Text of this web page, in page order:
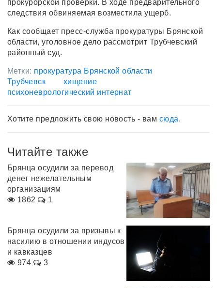
прокурорской проверки. В ходе предварительного
следствия обвиняемая возместила ущерб.
Как сообщает пресс-служба прокуратуры Брянской
области, уголовное дело рассмотрит Трубчевский
районный суд.
Метки: прокуратура Брянской области
Трубчевск
хищение
психоневрологический интернат
Хотите предложить свою новость - вам сюда.
Читайте также
Брянца осудили за перевод
денег нежелательным
организациям
1862
1
Брянца осудили за призывы к
насилию в отношении индусов
и кавказцев
974
3